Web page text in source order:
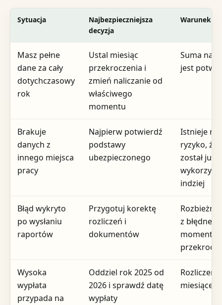
Sytuacja
Najbezpieczniejsza
decyzja
Warunek
Masz pełne
dane za cały
dotychczasowy
rok
Ustal miesiąc
przekroczenia i
zmień naliczanie od
właściwego
momentu
Suma
jest
Brakuje
danych z
innego miejsca
pracy
Najpierw potwierdź
podstawy
ubezpieczonego
Istnieje
ryzyko, że
został już
indziej
Błąd wykryto
po wysłaniu
raportów
Przygotuj korektę
rozliczeń i
dokumentów
z
momentu
Wysoka
wypłata
przypada na
Oddziel rok 2025 od
2026 i sprawdź datę
wypłaty
miesiące